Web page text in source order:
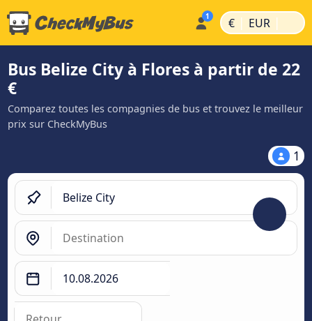
€ | EUR |
Bus Belize City à Flores à partir de 22
€
Comparez toutes les compagnies de bus et trouvez le meilleur
prix sur CheckMyBus
1